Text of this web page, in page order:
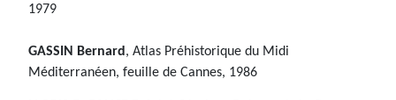
1979
GASSIN Bernard, Atlas Préhistorique du Midi
Méditerranéen, feuille de Cannes, 1986